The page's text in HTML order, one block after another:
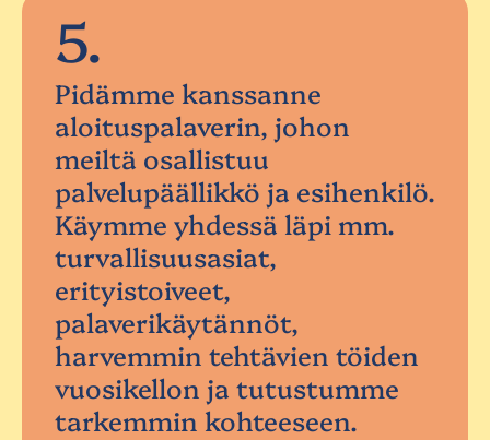
5.
Pidämme kanssanne
aloituspalaverin, johon
meiltä osallistuu
palvelupäällikkö ja esihenkilö.
Käymme yhdessä läpi mm.
turvallisuusasiat,
erityistoiveet,
palaverikäytännöt,
harvemmin tehtävien töiden
vuosikellon ja tutustumme
tarkemmin kohteeseen.